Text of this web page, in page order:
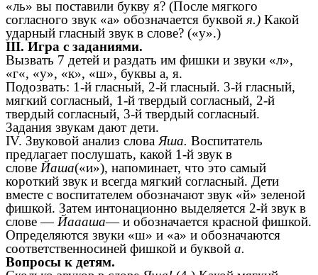
«ль» вы поставили букву я? (После мягкого
согласного звук «а» обозначается буквой я.) Какой
ударный гласный звук в слове? («у».)
III. Игра с заданиями.
Вызвать 7 детей и раздать им фишки и звуки «л»,
«г«, «у», «к», «ш», буквы а, я.
Подозвать: 1-й гласный, 2-й гласный. 3-й гласный,
мягкий согласный, 1-й твердый согласный, 2-й
твердый согласный, 3-й твердый согласный.
Задания звукам дают дети.
IV. Звуковой анализ слова Яша. Воспитатель
предлагает послушать, какой 1-й звук в
слове Йаша(«и»), напоминает, что это самый
короткий звук и всегда мягкий согласный. Дети
вместе с воспитателем обозначают звук «й» зеленой
фишкой. Затем интонационно выделяется 2-й звук в
слове — Йаааша— и обозначается красной фишкой.
Определяются звуки «ш» и «а» и обозначаются
соответственносиней фишкой и буквой а.
Вопросы к детям.